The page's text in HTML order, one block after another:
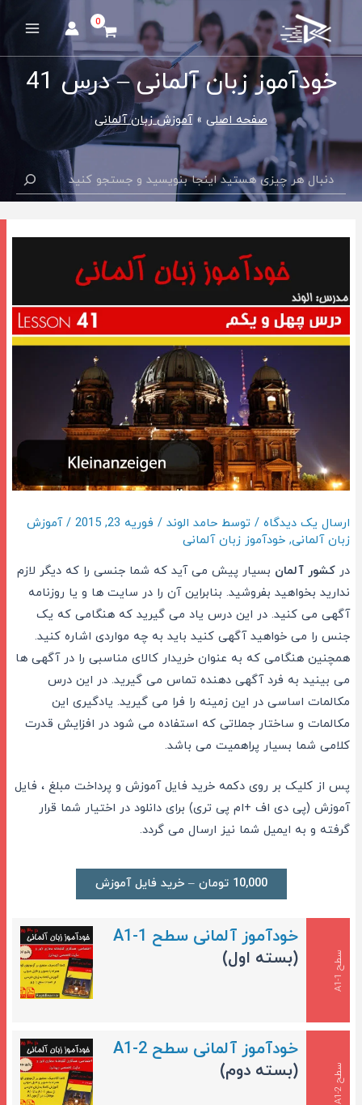
Menu
خودآموز زبان آلمانی – درس 41
صفحه اصلی آموزش زبان آلمانی
جستجو
ارسال یک دیدگاه / توسط حامد الوند / فوریه 23, 2015 /آموزش
زبان آلمانی, خودآموز زبان آلمانی
در کشور آلمانبسیار پیش می آید که شما جنسی را که دیگر لازم
ندارید بخواهید بفروشید. بنابراین آن را در سایت ها و یا روزنامه
آگهی می کنید. در این درس یاد می گیرید که هنگامی که یک
جنس را می خواهید آگهی کنید باید به چه مواردی اشاره کنید.
همچنین هنگامی که به عنوان خریدار کالای مناسبی را در آگهی ها
می بینید به فرد آگهی دهنده تماس می گیرید. در این درس
مکالمات اساسی در این زمینه را فرا می گیرید. یادگیری این
مکالمات و ساختار جملاتی که استفاده می شود در افزایش قدرت
کلامی شما بسیار پراهمیت می باشد.
پس از کلیک بر روی دکمه خرید فایل آموزش و پرداخت مبلغ ، فایل
آموزش (پی دی اف +ام پی تری) برای دانلود در اختیار شما قرار
گرفته و به ایمیل شما نیز ارسال می گردد.
10,000 تومان – خرید فایل آموزش
س
ط
ح
A
1
-
1
خودآموز آلمانی سطح A1-1
(بسته اول)
س
ط
ح
A
1
-
2
خودآموز آلمانی سطح A1-2
(بسته دوم)